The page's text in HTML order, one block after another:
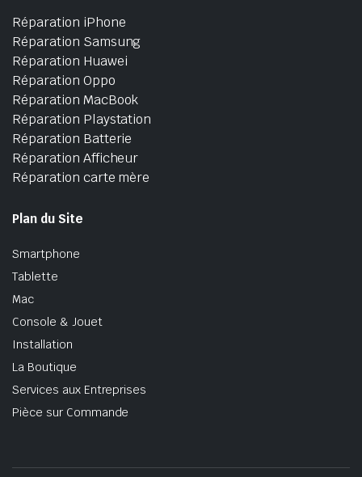
Réparation iPhone
Réparation Samsung
Réparation Huawei
Réparation Oppo
Réparation MacBook
Réparation Playstation
Réparation Batterie
Réparation Afficheur
Réparation carte mère
Plan du Site
Smartphone
Tablette
Mac
Console & Jouet
Installation
La Boutique
Services aux Entreprises
Pièce sur Commande